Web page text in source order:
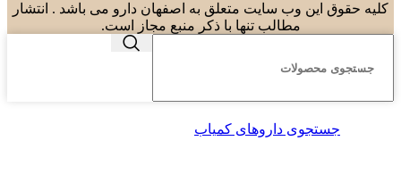
کلیه حقوق این وب سایت متعلق به اصفهان دارو می باشد . انتشار
مطالب تنها با ذکر منبع مجاز است.
جستجوی داروهای کمیاب